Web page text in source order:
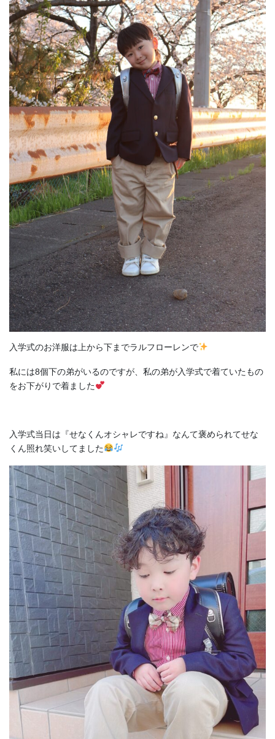
入学式のお洋服は上から下までラルフローレンで
私には8個下の弟がいるのですが、私の弟が入学式で着ていたもの
をお下がりで着ました
入学式当日は『せなくんオシャレですね』なんて褒められてせな
くん照れ笑いしてました